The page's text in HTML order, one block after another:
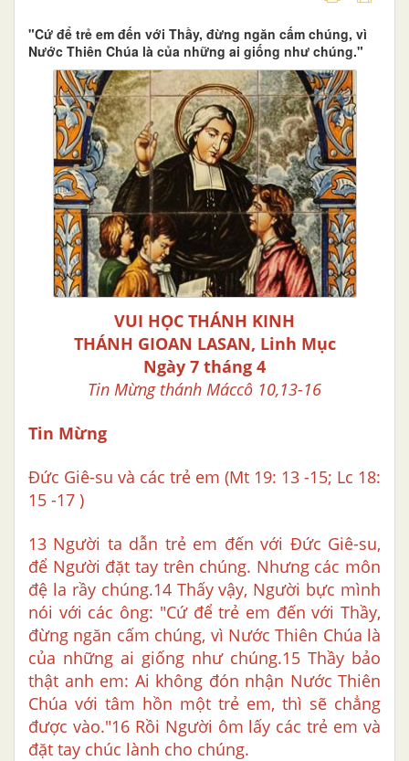
"Cứ để trẻ em đến với Thầy, đừng ngăn cấm chúng, vì
Nước Thiên Chúa là của những ai giống như chúng."
VUI HỌC THÁNH KINH
THÁNH GIOAN LASAN, Linh Mục
Ngày 7 tháng 4
Tin Mừng thánh Máccô 10,13-16
Tin Mừng
Đức Giê-su và các trẻ em (Mt 19: 13 -15; Lc 18:
15 -17 )
13 Người ta dẫn trẻ em đến với Đức Giê-su,
để Người đặt tay trên chúng. Nhưng các môn
đệ la rầy chúng.14 Thấy vậy, Người bực mình
nói với các ông: "Cứ để trẻ em đến với Thầy,
đừng ngăn cấm chúng, vì Nước Thiên Chúa là
của những ai giống như chúng.15 Thầy bảo
thật anh em: Ai không đón nhận Nước Thiên
Chúa với tâm hồn một trẻ em, thì sẽ chẳng
được vào."16 Rồi Người ôm lấy các trẻ em và
đặt tay chúc lành cho chúng.